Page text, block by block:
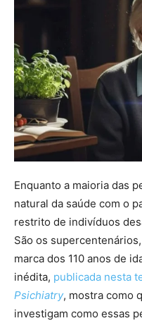
Enquanto a maioria das
natural da saúde com o
restrito de indivíduos
São os
marca dos 110 anos de
inédita, publicada nesta
Psichiatry, mostra como
investigam como essas